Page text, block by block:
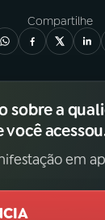
NACIONAL
Compartilhe
sobre a
em